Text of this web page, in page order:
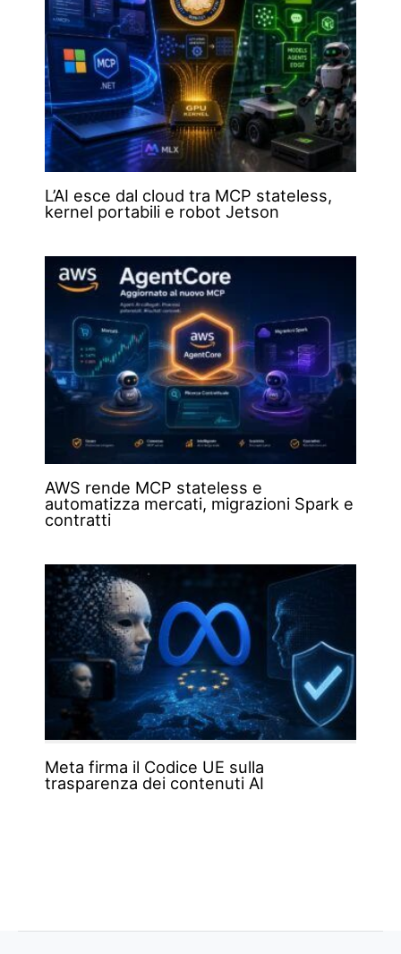
L’AI esce dal cloud tra MCP stateless,
kernel portabili e robot Jetson
AWS rende MCP stateless e
automatizza mercati, migrazioni Spark e
contratti
Meta firma il Codice UE sulla
trasparenza dei contenuti AI